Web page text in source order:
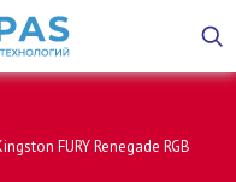
FURY Renegade RGB